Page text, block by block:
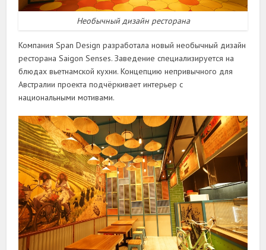
Необычный дизайн ресторана
Компания Span Design разработала новый необычный дизайн
ресторана Saigon Senses. Заведение специализируется на
блюдах вьетнамской кухни. Концепцию непривычного для
Австралии проекта подчёркивает интерьер с
национальными мотивами.